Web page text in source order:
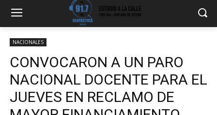
NACIONALES
CONVOCARON A UN PARO
NACIONAL DOCENTE PARA EL
JUEVES EN RECLAMO DE